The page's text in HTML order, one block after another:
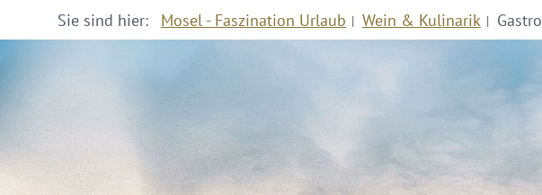
Sie sind hier: Mosel - Faszination Urlaub Wein & Kulinarik Gastro